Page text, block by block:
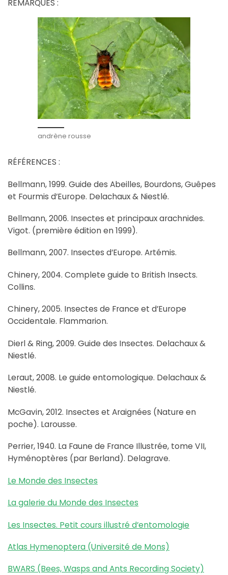
REMARQUES :
andrène rousse
RÉFÉRENCES :
Bellmann, 1999. Guide des Abeilles, Bourdons, Guêpes
et Fourmis d’Europe. Delachaux & Niestlé.
Bellmann, 2006. Insectes et principaux arachnides.
Vigot. (première édition en 1999).
Bellmann, 2007. Insectes d’Europe. Artémis.
Chinery, 2004. Complete guide to British Insects.
Collins.
Chinery, 2005. Insectes de France et d’Europe
Occidentale. Flammarion.
Dierl & Ring, 2009. Guide des Insectes. Delachaux &
Niestlé.
Leraut, 2008. Le guide entomologique. Delachaux &
Niestlé.
McGavin, 2012. Insectes et Araignées (Nature en
poche). Larousse.
Perrier, 1940. La Faune de France Illustrée, tome VII,
Hyménoptères (par Berland). Delagrave.
Le Monde des Insectes
La galerie du Monde des Insectes
Les Insectes. Petit cours illustré d’entomologie
Atlas Hymenoptera (Université de Mons)
BWARS (Bees, Wasps and Ants Recording Society)